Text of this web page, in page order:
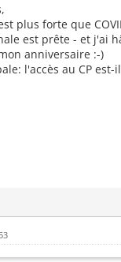
plus forte que
est prête - et j'ai
anniversaire :-)
l'accès au CP est-